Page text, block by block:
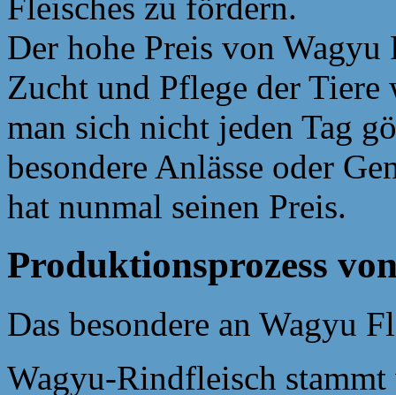
Der hohe Preis von
Zucht und Pflege der Tiere
man sich nicht jeden Tag
besondere Anlässe oder
hat nunmal seinen Preis.
Produktionsprozess
Das besondere an Wagyu
Wagyu-Rindfleisch